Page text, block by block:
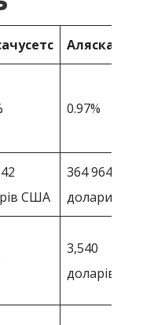
Аляска
0.97%
США
364 964
долари
3,540
доларів